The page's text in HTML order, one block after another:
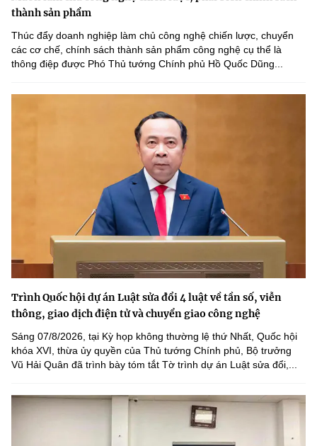
thành sản phẩm
Thúc đẩy doanh nghiệp làm chủ công nghệ chiến lược, chuyển
các cơ chế, chính sách thành sản phẩm công nghệ cụ thể là
thông điệp được Phó Thủ tướng Chính phủ Hồ Quốc Dũng...
Trình Quốc hội dự án Luật sửa đổi 4 luật về tần số, viễn
thông, giao dịch điện tử và chuyển giao công nghệ
Sáng 07/8/2026, tại Kỳ họp không thường lệ thứ Nhất, Quốc hội
khóa XVI, thừa ủy quyền của Thủ tướng Chính phủ, Bộ trưởng
Vũ Hải Quân đã trình bày tóm tắt Tờ trình dự án Luật sửa đổi,...